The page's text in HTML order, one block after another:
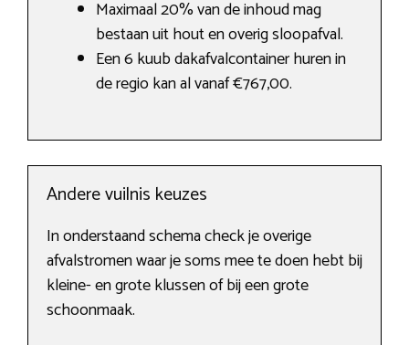
Maximaal 20% van de inhoud mag
bestaan uit hout en overig sloopafval.
Een 6 kuub dakafvalcontainer huren in
de regio kan al vanaf €767,00.
Andere vuilnis keuzes
In onderstaand schema check je overige
afvalstromen waar je soms mee te doen hebt bij
kleine- en grote klussen of bij een grote
schoonmaak.